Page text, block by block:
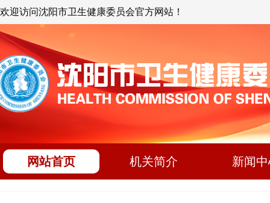
欢迎访问沈阳市卫生健康委员会官方网站！
网站首页 机关简介 新闻